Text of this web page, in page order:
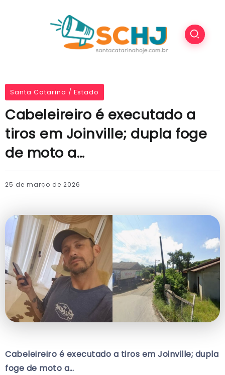
Santa Catarina / Estado
Cabeleireiro é executado a
tiros em Joinville; dupla foge
de moto a…
25 de março de 2026
Cabeleireiro é executado a tiros em Joinville; dupla
foge de moto a…